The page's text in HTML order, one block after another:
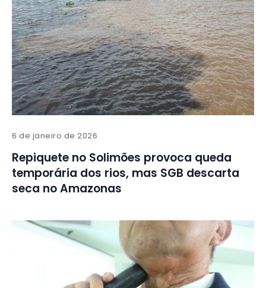
6 de janeiro de 2026
Repiquete no Solimões provoca queda
temporária dos rios, mas SGB descarta
seca no Amazonas